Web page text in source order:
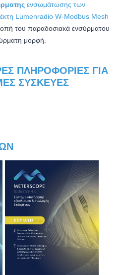
ενσωμάτωσης των
Lumenradio W-Modbus Mesh
του παραδοσιακά ενσύρματου
μορφή.
ΠΛΗΡΟΦΟΡΊΕΣ ΓΙΑ
ΣΥΣΚΕΥΈΣ